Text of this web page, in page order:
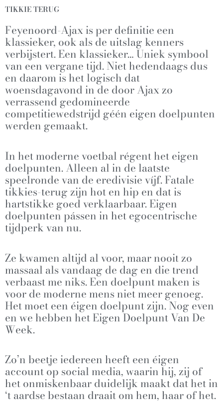
TIKKIE TERUG
Feyenoord-Ajax is per definitie een
klassieker, ook als de uitslag kenners
verbijstert. Een klassieker… Uniek symbool
van een vergane tijd. Niet hedendaags dus
en daarom is het logisch dat
woensdagavond in de door Ajax zo
verrassend gedomineerde
competitiewedstrijd géén eigen doelpunten
werden gemaakt.
In het moderne voetbal régent het eigen
doelpunten. Alleen al in de laatste
speelronde van de eredivisie víjf. Fatale
tikkies-terug zijn hot en hip en dat is
hartstikke goed verklaarbaar. Eigen
doelpunten pássen in het egocentrische
tijdperk van nu.
Ze kwamen altijd al voor, maar nooit zo
massaal als vandaag de dag en die trend
verbaast me niks. Een doelpunt maken is
voor de moderne mens niet meer genoeg.
Het moet een éigen doelpunt zijn. Nog even
en we hebben het Eigen Doelpunt Van De
Week.
Zo’n beetje iedereen heeft een éigen
account op social media, waarin hij, zij of
het onmiskenbaar duidelijk maakt dat het in
‘t aardse bestaan draait om hem, haar of het.